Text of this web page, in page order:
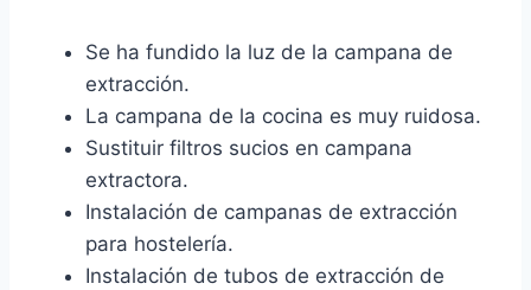
Se ha fundido la luz de la campana de
extracción.
La campana de la cocina es muy ruidosa.
Sustituir filtros sucios en campana
extractora.
Instalación de campanas de extracción
para hostelería.
Instalación de tubos de extracción de